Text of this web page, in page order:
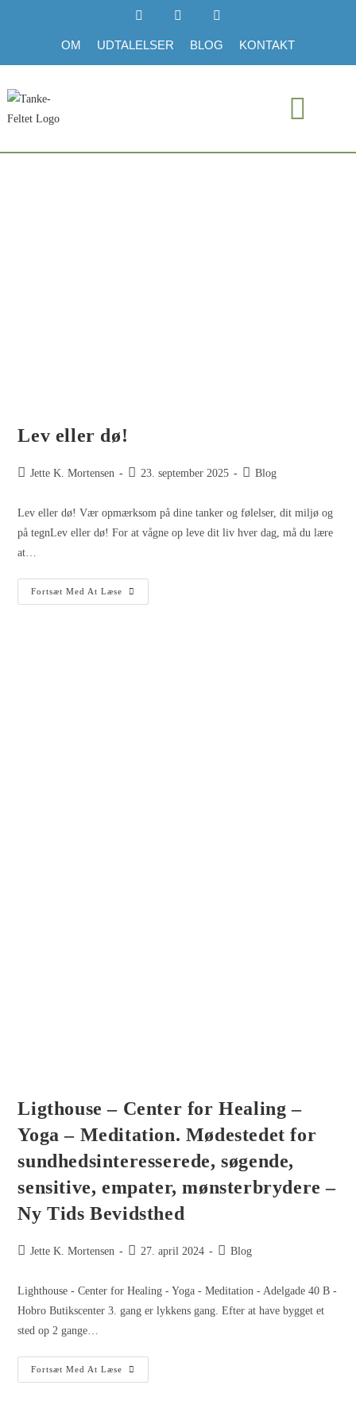
OM UDTALELSER BLOG KONTAKT
Lev eller dø!
Jette K. Mortensen 23. september 2025 Blog
Lev eller dø! Vær opmærksom på dine tanker og følelser, dit miljø og
på tegnLev eller dø! For at vågne op leve dit liv hver dag, må du lære
at…
Fortsæt Med At Læse
Ligthouse – Center for Healing –
Yoga – Meditation. Mødestedet for
sundhedsinteresserede, søgende,
sensitive, empater, mønsterbrydere –
Ny Tids Bevidsthed
Jette K. Mortensen 27. april 2024 Blog
Lighthouse - Center for Healing - Yoga - Meditation - Adelgade 40 B -
Hobro Butikscenter 3. gang er lykkens gang. Efter at have bygget et
sted op 2 gange…
Fortsæt Med At Læse